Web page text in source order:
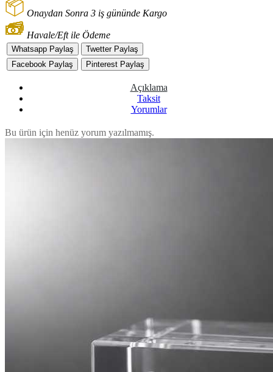
Onaydan Sonra 3 iş gününde Kargo
Havale/Eft ile Ödeme
Whatsapp Paylaş
Twetter Paylaş
Facebook Paylaş
Pinterest Paylaş
Açıklama
Taksit
Yorumlar
Bu ürün için henüz yorum yazılmamış.